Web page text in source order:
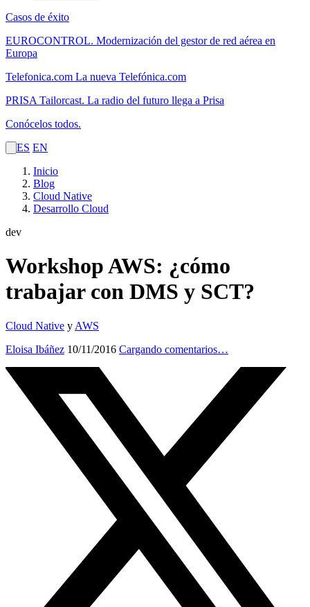
Casos de éxito
EUROCONTROL. Modernización del gestor de red aérea en
Europa
Telefonica.com La nueva Telefónica.com
PRISA Tailorcast. La radio del futuro llega a Prisa
Conócelos todos.
ES EN
Inicio
Blog
Cloud Native
Desarrollo Cloud
dev
Workshop AWS: ¿cómo
trabajar con DMS y SCT?
Cloud Native y AWS
Eloisa Ibáñez 10/11/2016 Cargando comentarios…